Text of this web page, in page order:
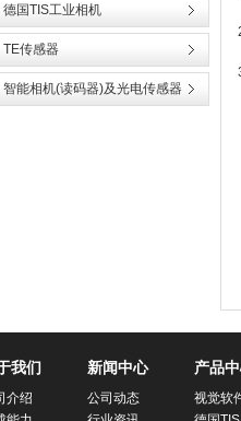
德国TIS工业相机
TE传感器
智能相机(读码器)及光电传感器
我们
介绍
新闻中心
公司动态
产品
视觉软